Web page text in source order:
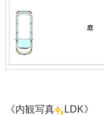
《内観写真 LDK》